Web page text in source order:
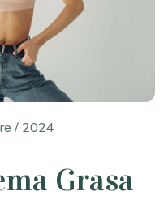
/ 2024
Grasa